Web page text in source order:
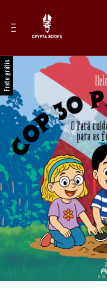
Frete grátis